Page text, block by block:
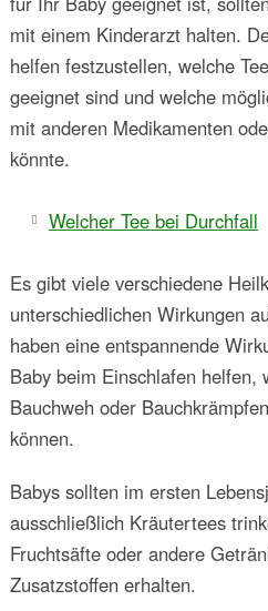
mit einem Kinderarzt halten.
helfen festzustellen, welche
geeignet sind und welche
mit anderen Medikamenten
könnte.
Welcher Tee bei Durchfall
Es gibt viele verschiedene
unterschiedlichen Wirkungen
haben eine entspannende
Baby beim Einschlafen helfen,
Bauchweh oder
können.
Babys sollten im ersten
ausschließlich Kräutertees
Fruchtsäfte oder andere
Zusatzstoffen erhalten.